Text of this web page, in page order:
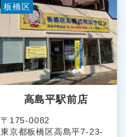
板橋区
高島平駅前店
〒175-0082
東京都板橋区高島平7-23-